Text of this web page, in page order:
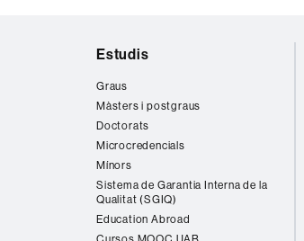
Estudis
Graus
Màsters i postgraus
Doctorats
Microcredencials
Mínors
Sistema de Garantia Interna de la
Qualitat (SGIQ)
Education Abroad